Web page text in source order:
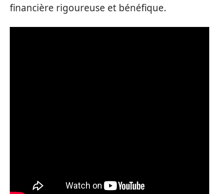
financière rigoureuse et bénéfique.